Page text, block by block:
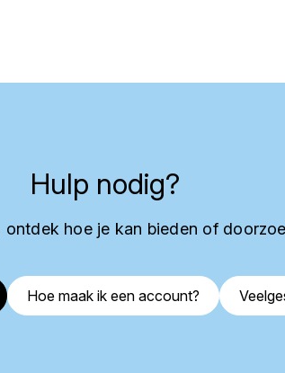
Hulp nodig?
hoe je kan bieden of
Hoe maak ik een account?